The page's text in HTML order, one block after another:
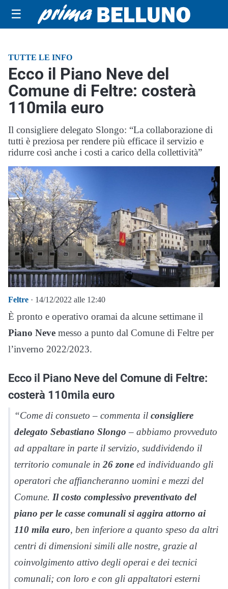
☰
TUTTE LE INFO
Ecco il Piano Neve del
Comune di Feltre: costerà
110mila euro
Il consigliere delegato Slongo: “La collaborazione di
tutti è preziosa per rendere più efficace il servizio e
ridurre così anche i costi a carico della collettività”
Feltre · 14/12/2022 alle 12:40
È pronto e operativo oramai da alcune settimane il
Piano Neve messo a punto dal Comune di Feltre per
l’inverno 2022/2023.
Ecco il Piano Neve del Comune di Feltre:
costerà 110mila euro
“Come di consueto – commenta il consigliere
delegato Sebastiano Slongo – abbiamo provveduto
ad appaltare in parte il servizio, suddividendo il
territorio comunale in26 zone ed individuando gli
operatori che affiancheranno uomini e mezzi del
Comune. Il costo complessivo preventivato del
piano per le casse comunali si aggira attorno ai
110 mila euro, ben inferiore a quanto speso da altri
centri di dimensioni simili alle nostre, grazie al
coinvolgimento attivo degli operai e dei tecnici
comunali; con loro e con gli appaltatori esterni